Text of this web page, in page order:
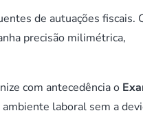
de autuações fiscais.
precisão milimétrica,
com antecedência o
laboral sem a